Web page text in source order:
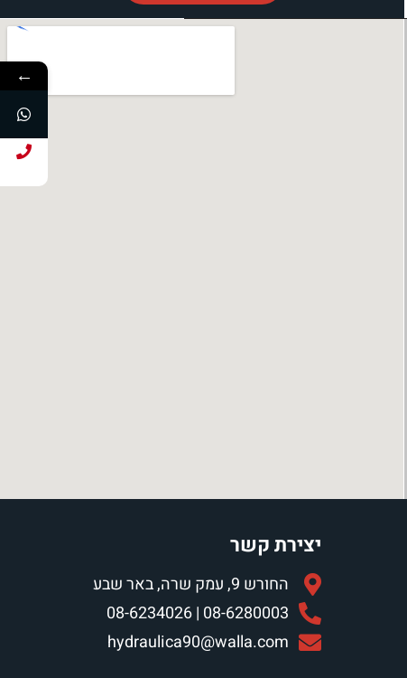
יצירת קשר
החורש 9, עמק שרה, באר שבע
08-6280003 | 08-6234026
hydraulica90@walla.com
←